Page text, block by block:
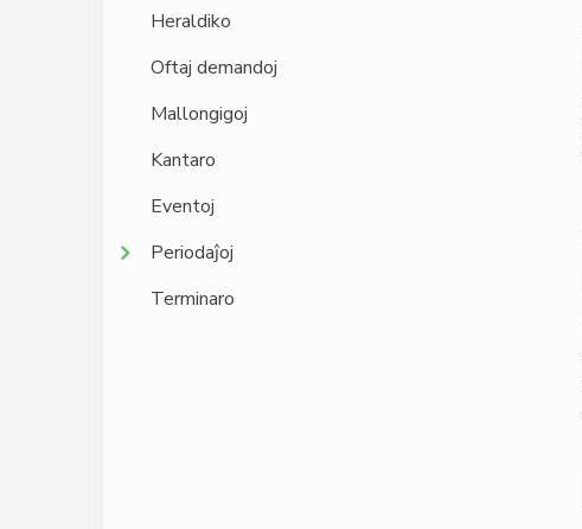
Heraldiko
Oftaj demandoj
Mallongigoj
Kantaro
Eventoj
Periodaĵoj
Terminaro